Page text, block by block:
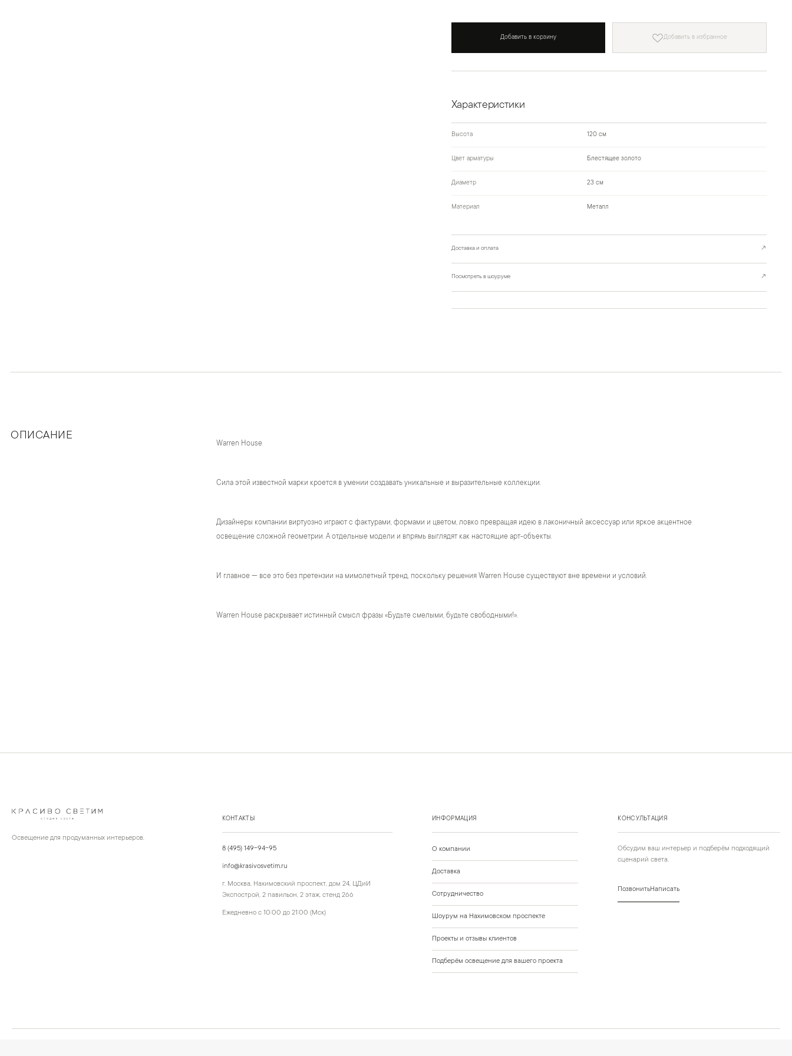
Добавить в корзину Добавить в избранное
Характеристики
Высота 120 см
Цвет арматуры Блестящее золото
Диаметр 23 см
Материал Металл
Доставка и оплата ↗
Посмотреть в шоуруме ↗
ОПИСАНИЕ
Warren House
Сила этой известной марки кроется в умении создавать уникальные и выразительные коллекции.
Дизайнеры компании виртуозно играют с фактурами, формами и цветом, ловко превращая идею в лаконичный аксессуар или яркое акцентное
освещение сложной геометрии. А отдельные модели и впрямь выглядят как настоящие арт-объекты.
И главное — все это без претензии на мимолетный тренд, поскольку решения Warren House существуют вне времени и условий.
Warren House раскрывает истинный смысл фразы «Будьте смелыми, будьте свободными!».
Освещение для продуманных интерьеров.
КОНТАКТЫ
8 (495) 149-94-95
info@krasivosvetim.ru
г. Москва, Нахимовский проспект, дом 24, ЦДиИ
Экспострой, 2 павильон, 2 этаж, стенд 266
Ежедневно с 10:00 до 21:00 (Мск)
КОНСУЛЬТАЦИЯ
Обсудим ваш интерьер и подберём подходящий
сценарий света.
ПозвонитьНаписать
ИНФОРМАЦИЯ
О компании
Доставка
Сотрудничество
Шоурум на Нахимовском проспекте
Проекты и отзывы клиентов
Подберём освещение для вашего проекта